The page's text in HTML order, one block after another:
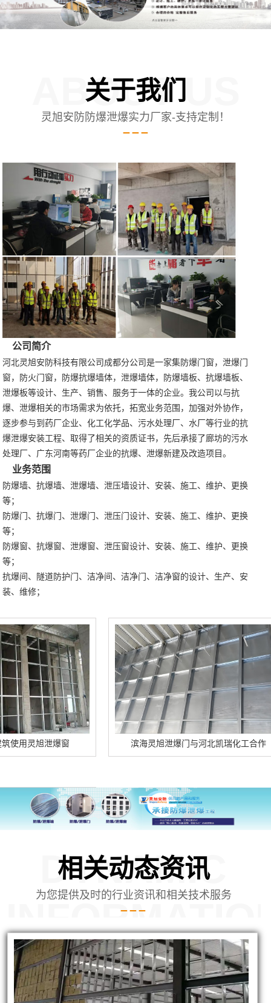
关于我们
ABOUT US
灵旭安防防爆泄爆实力厂家-支持定制！
公司简介
河北灵旭安防科技有限公司成都分公司是一家集防爆门窗，泄爆门
窗，防火门窗，防爆抗爆墙体，泄爆墙体，防爆墙板、抗爆墙板、
泄爆板等设计、生产、销售、服务于一体的企业。我公司以与抗
爆、泄爆相关的市场需求为依托，拓宽业务范围，加强对外协作，
逐步参与到药厂企业、化工化学品、污水处理厂、水厂等行业的抗
爆泄爆安装工程、取得了相关的资质证书，先后承接了廊坊的污水
处理厂、广东河南等药厂企业的抗爆、泄爆新建及改造项目。
业务范围
防爆墙、抗爆墙、泄爆墙、泄压墙设计、安装、施工、维护、更换
等；
防爆门、抗爆门、泄爆门、泄压门设计、安装、施工、维护、更换
等；
防爆窗、抗爆窗、泄爆窗、泄压窗设计、安装、施工、维护、更换
等；
抗爆间、隧道防护门、洁净间、洁净门、洁净窗的设计、生产、安
装、维修；
旭泄爆窗 滨海灵旭泄爆门与河北凯瑞化工合作
相关动态资讯
DYNAMIC
为您提供及时的行业资讯和相关技术服务